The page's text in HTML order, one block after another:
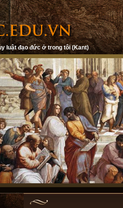
luật đạo đức ở trong tôi (Kant)